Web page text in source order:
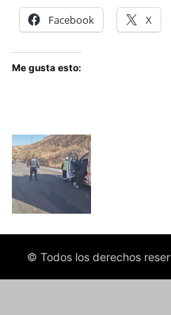
Facebook X
Me gusta esto:
© Todos los derechos